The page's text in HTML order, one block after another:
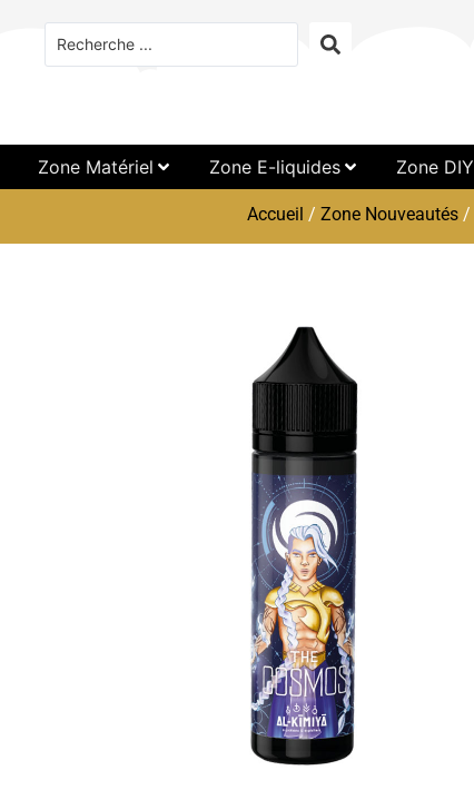
Zone Matériel Zone E-liquides Zone DIY
Accueil / Zone Nouveautés/